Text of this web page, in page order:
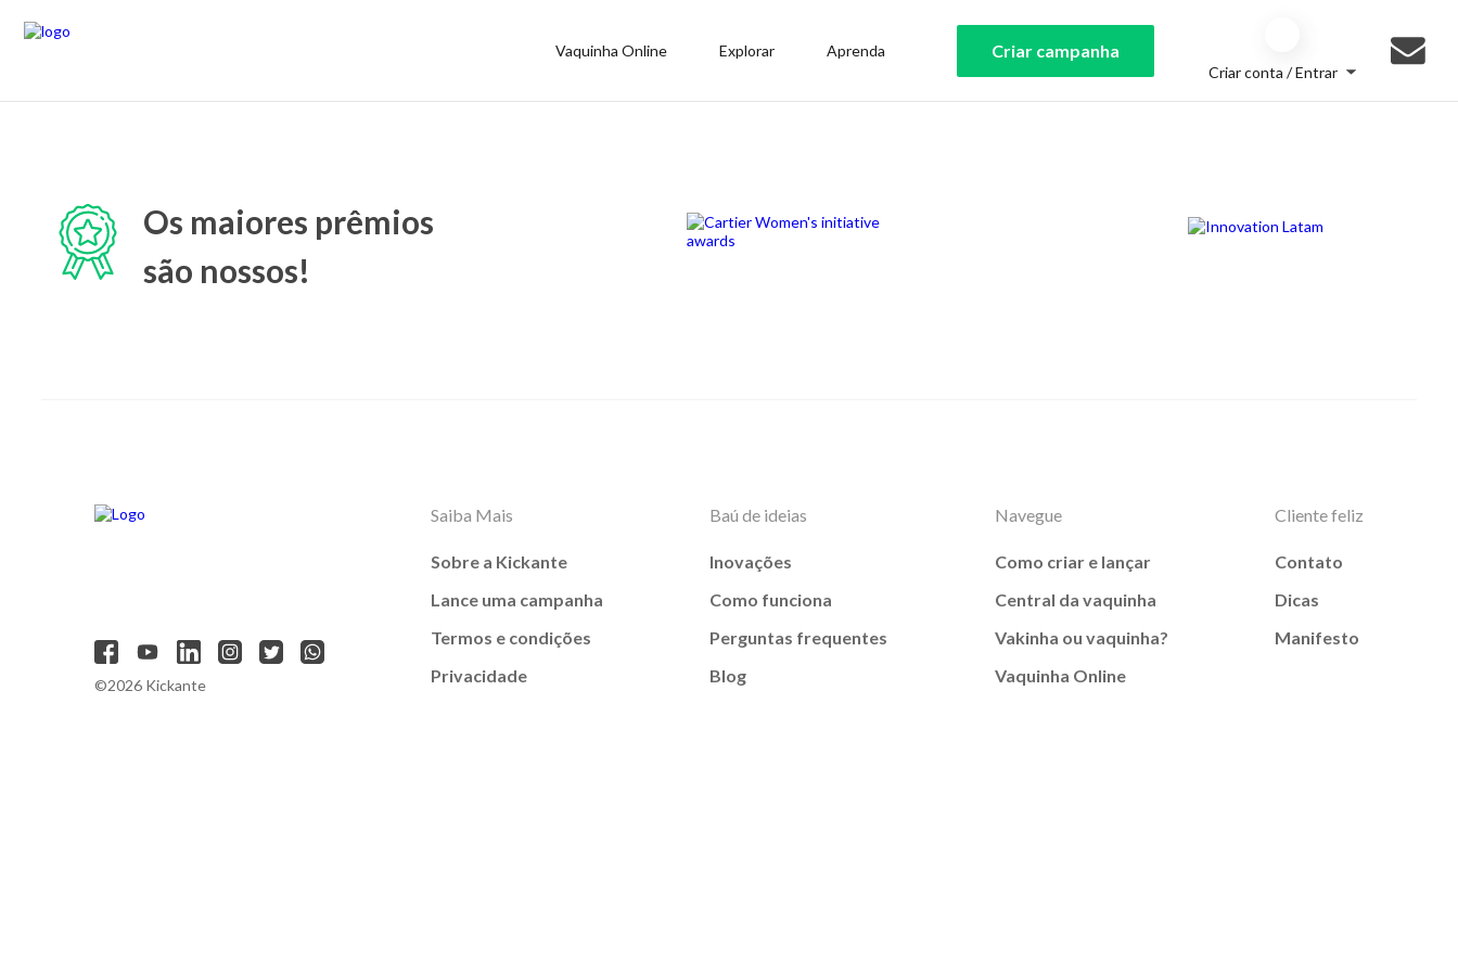
Vaquinha Online Explorar Aprenda Criar campanha
Criar conta / Entrar
Os maiores prêmios
são nossos!
©2026 Kickante
Saiba Mais
Sobre a Kickante
Lance uma campanha
Termos e condições
Privacidade
Baú de ideias
Inovações
Como funciona
Perguntas frequentes
Blog
Navegue
Como criar e lançar
Central da vaquinha
Vakinha ou vaquinha?
Vaquinha Online
Cliente feliz
Contato
Dicas
Manifesto